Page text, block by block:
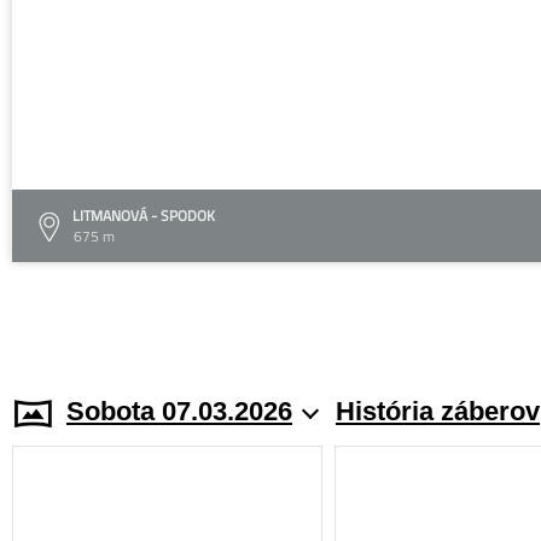
LITMANOVÁ - SPODOK
675 m
Sobota 07.03.2026 História záberov